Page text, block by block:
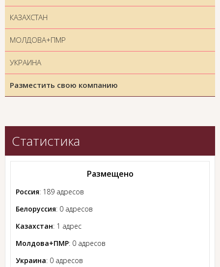
КАЗАХСТАН
МОЛДОВА+ПМР
УКРАИНА
Разместить свою компанию
Статистика
Размещено
Россия: 189 адресов
Белоруссия: 0 адресов
Казахстан: 1 адрес
Молдова+ПМР: 0 адресов
Украина: 0 адресов